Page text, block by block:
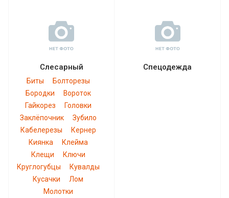
Слесарный
Биты
Болторезы
Бородки
Вороток
Гайкорез
Головки
Заклёпочник
Зубило
Кабелерезы
Кернер
Киянка
Клейма
Клещи
Ключи
Круглогубцы
Кувалды
Кусачки
Лом
Молотки
Спецодежда